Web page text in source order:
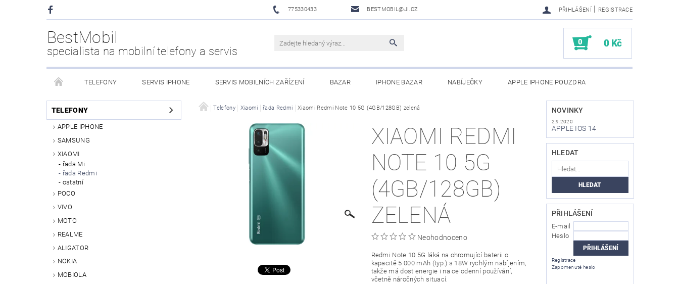
775330433 BESTMOBIL@JI.CZ PŘIHLÁŠENÍ | REGISTRACE
BestMobil
specialista na mobilní telefony a servis
0 0 Kč
TELEFONY SERVIS IPHONE SERVIS MOBILNÍCH ZAŘÍZENÍ BAZAR IPHONE BAZAR NABÍJEČKY APPLE IPHONE POUZDRA
CHYTRÉ HODINKY POWER BANK PŘÍSLUŠENSTVÍ XIAOMI MI ECOSYSTEM OBCHODNÍ PODMÍNKY KONTAKTY
TELEFONY
APPLE IPHONE
SAMSUNG
XIAOMI
řada Mi
řada Redmi
ostatní
POCO
VIVO
MOTO
REALME
ALIGATOR
NOKIA
MOBIOLA
Telefony Xiaomi řada Redmi Xiaomi Redmi Note 10 5G (4GB/128GB) zelená
XIAOMI REDMI
NOTE 10 5G
(4GB/128GB)
ZELENÁ
Neohodnoceno
Redmi Note 10 5G láká na ohromující baterii o
kapacitě 5 000 mAh (typ.) s 18W rychlým nabíjením,
takže má dost energie i na celodenní používání,
včetně náročných situací.
NOVINKY
2.9.2020
APPLE IOS 14
HLEDAT
PŘIHLÁŠENÍ
E-mail
Heslo
Registrace
Zapomenuté heslo